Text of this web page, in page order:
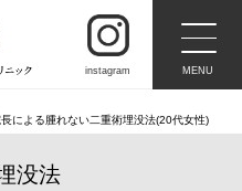
instagram MENU
による腫れない二重術埋没法(20代女性)
没法